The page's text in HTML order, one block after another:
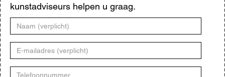
kunstadviseurs helpen u graag.
Naam
E-
mailadres
Telefoonnummer